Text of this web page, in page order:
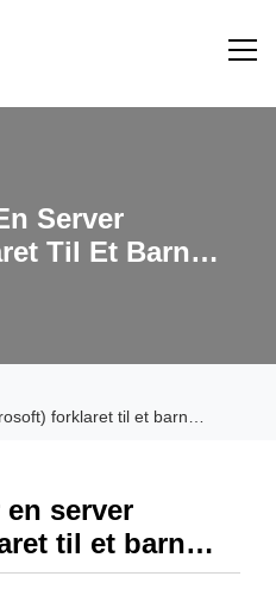
Server
Til Et Barn…
forklaret til et barn…
server
til et barn…